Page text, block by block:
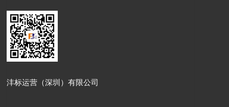
沣标运营（深圳）有限公司